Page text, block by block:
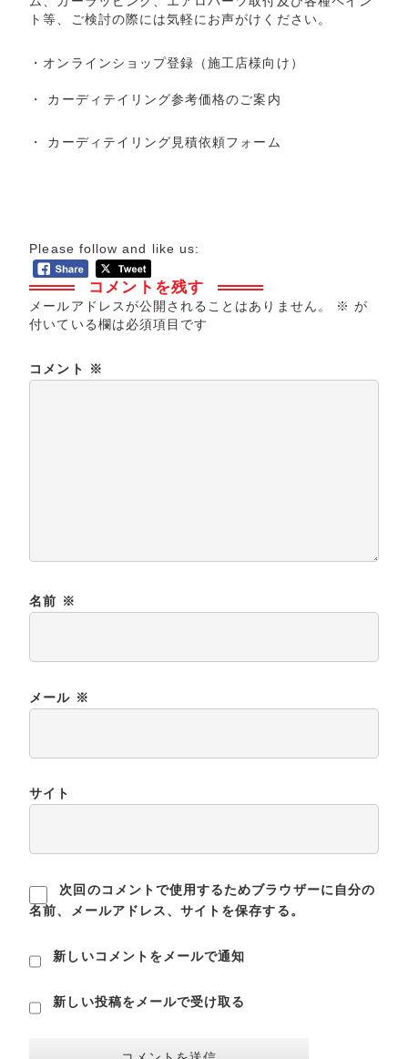
ト等、ご検討の際には気軽にお声がけください。
・ オンラインショップ登録 （施工店様向け）
・ カーディテイリング参考価格のご案内
・ カーディテイリング見積依頼フォーム
Please follow and like us:
コメントを残す
メールアドレスが公開されることはありません。 ※ が
付いている欄は必須項目です
コメント ※
名前 ※
メール ※
サイト
次回のコメントで使用するためブラウザーに自分の
名前、メールアドレス、サイトを保存する。
新しいコメントをメールで通知
新しい投稿をメールで受け取る